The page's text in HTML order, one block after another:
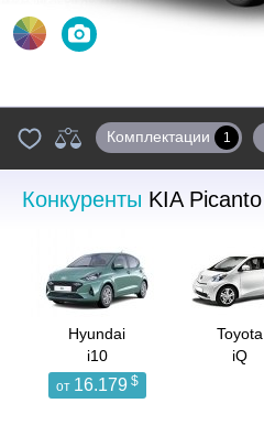
Цвета
Комплектации 1
Конкуренты KIA Picanto
Hyundai
i10
от 16.179 $
Toyota
iQ